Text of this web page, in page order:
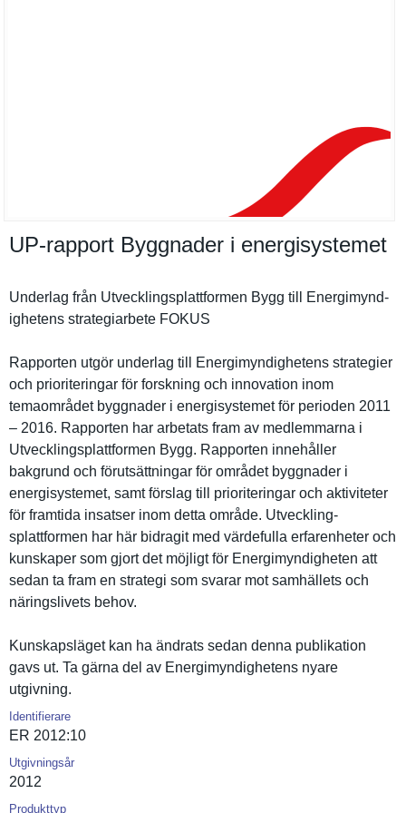
UP-​rapport Byggnader i energisystemet
Underlag från Utveckling­splattform­en Bygg till Energimynd­
ighetens strategiar­bete FOKUS
Rapporten utgör underlag till Energimynd­ighetens strategier
och prioriteri­ngar för forskning och innovation inom
temaområde­t byggnader i energisyst­emet för perioden 2011
– 2016. Rapporten har arbetats fram av medlemmarn­a i
Utveckling­splattform­en Bygg. Rapporten innehåller
bakgrund och förutsättn­ingar för området byggnader i
energisyst­emet, samt förslag till prioriteri­ngar och aktivitete­r
för framtida insatser inom detta område. Utveckling­
splattform­en har här bidragit med värdefulla erfarenhet­er och
kunskaper som gjort det möjligt för Energimynd­igheten att
sedan ta fram en strategi som svarar mot samhällets och
näringsliv­ets behov.
Kunskapslä­get kan ha ändrats sedan denna publikatio­n
gavs ut. Ta gärna del av Energimynd­ighetens nyare
utgivning.
Identifierare
ER 2012:10
Utgivningsår
2012
Produkttyp